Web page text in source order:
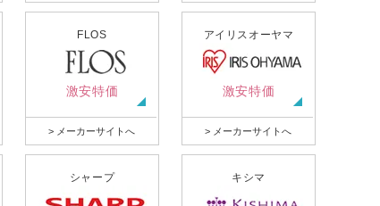
FLOS
激安特価
> メーカーサイトへ
アイリスオーヤマ
激安特価
> メーカーサイトへ
シャープ キシマ